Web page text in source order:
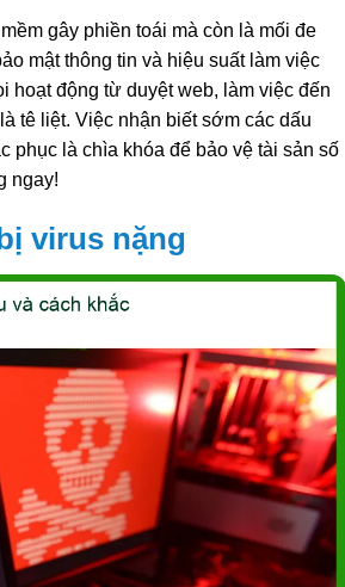
gây phiền toái mà còn là mối đe
mật thông tin và hiệu suất làm việc
hoạt động từ duyệt web, làm việc đến
tê liệt. Việc nhận biết sớm các dấu
phục là chìa khóa để bảo vệ tài sản số
ngay!
virus nặng